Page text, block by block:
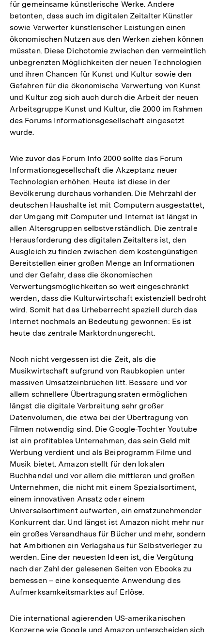
für gemeinsame künstlerische Werke. Andere
betonten, dass auch im digitalen Zeitalter Künstler
sowie Verwerter künstlerischer Leistungen einen
ökonomischen Nutzen aus den Werken ziehen können
müssten. Diese Dichotomie zwischen den vermeintlich
unbegrenzten Möglichkeiten der neuen Technologien
und ihren Chancen für Kunst und Kultur sowie den
Gefahren für die ökonomische Verwertung von Kunst
und Kultur zog sich auch durch die Arbeit der neuen
Arbeitsgruppe Kunst und Kultur, die 2000 im Rahmen
des Forums Informationsgesellschaft eingesetzt
wurde.
Wie zuvor das Forum Info 2000 sollte das Forum
Informationsgesellschaft die Akzeptanz neuer
Technologien erhöhen. Heute ist diese in der
Bevölkerung durchaus vorhanden. Die Mehrzahl der
deutschen Haushalte ist mit Computern ausgestattet,
der Umgang mit Computer und Internet ist längst in
allen Altersgruppen selbstverständlich. Die zentrale
Herausforderung des digitalen Zeitalters ist, den
Ausgleich zu finden zwischen dem kostengünstigen
Bereitstellen einer großen Menge an Informationen
und der Gefahr, dass die ökonomischen
Verwertungsmöglichkeiten so weit eingeschränkt
werden, dass die Kulturwirtschaft existenziell bedroht
wird. Somit hat das Urheberrecht speziell durch das
Internet nochmals an Bedeutung gewonnen: Es ist
heute das zentrale Marktordnungsrecht.
Noch nicht vergessen ist die Zeit, als die
Musikwirtschaft aufgrund von Raubkopien unter
massiven Umsatzeinbrüchen litt. Bessere und vor
allem schnellere Übertragungsraten ermöglichen
längst die digitale Verbreitung sehr großer
Datenvolumen, die etwa bei der Übertragung von
Filmen notwendig sind. Die Google-Tochter Youtube
ist ein profitables Unternehmen, das sein Geld mit
Werbung verdient und als Beiprogramm Filme und
Musik bietet. Amazon stellt für den lokalen
Buchhandel und vor allem die mittleren und großen
Unternehmen, die nicht mit einem Spezialsortiment,
einem innovativen Ansatz oder einem
Universalsortiment aufwarten, ein ernstzunehmender
Konkurrent dar. Und längst ist Amazon nicht mehr nur
ein großes Versandhaus für Bücher und mehr, sondern
hat Ambitionen ein Verlagshaus für Selbstverleger zu
werden. Eine der neuesten Ideen ist, die Vergütung
nach der Zahl der gelesenen Seiten von Ebooks zu
bemessen – eine konsequente Anwendung des
Aufmerksamkeitsmarktes auf Erlöse.
Die international agierenden US-amerikanischen
Konzerne wie Google und Amazon unterscheiden sich